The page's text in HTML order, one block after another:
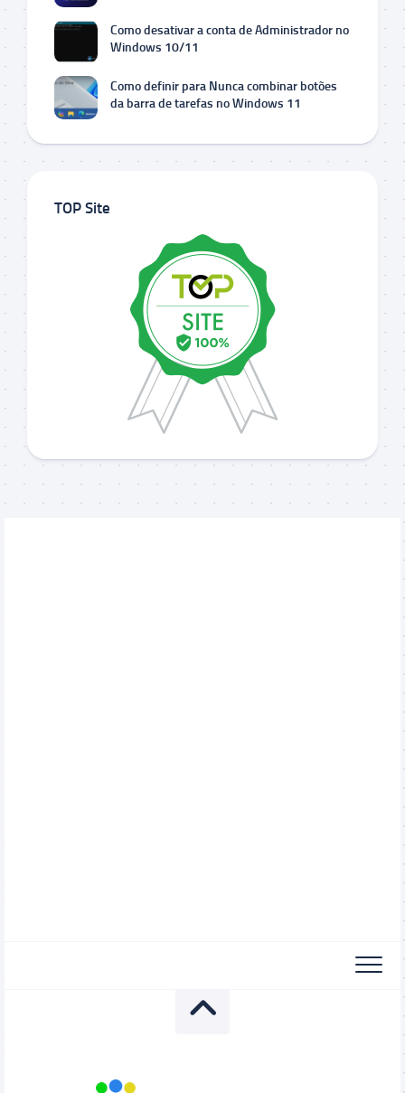
Como desativar a conta de Administrador no
Windows 10/11
Como definir para Nunca combinar botões
da barra de tarefas no Windows 11
TOP Site